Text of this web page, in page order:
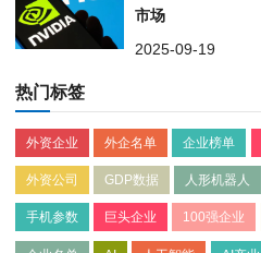
市场
2025-09-19
热门标签
外资企业 外企名单 企业榜单
外资公司 GDP数据 人形机器人
手机参数 巨头企业 100强企业